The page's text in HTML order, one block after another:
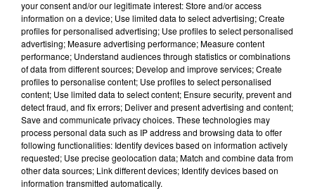
Une société recherche un assistant commercial (H/F). Vous
devrez gérer les achats et les commandes, assurer le suivi
administratif des dossiers, planifier l’installation des poêles
chez les clients, animer les réunions de validation des
ventes, fédérer votre équipe de pose autour de la qualité et
de l’excellence du métier. Vous serez le garant de la
satisfaction des clients. Référence de l’offre Pôle Emploi :
your consent and/or our legitimate interest: Store and/or access
information on a device; Use limited data to select advertising; Create
profiles for personalised advertising; Use profiles to select personalised
advertising; Measure advertising performance; Measure content
performance; Understand audiences through statistics or combinations
of data from different sources; Develop and improve services; Create
profiles to personalise content; Use profiles to select personalised
content; Use limited data to select content; Ensure security, prevent and
detect fraud, and fix errors; Deliver and present advertising and content;
Save and communicate privacy choices. These technologies may
process personal data such as IP address and browsing data to offer
following functionalities: Identify devices based on information actively
requested; Use precise geolocation data; Match and combine data from
other data sources; Link different devices; Identify devices based on
information transmitted automatically.